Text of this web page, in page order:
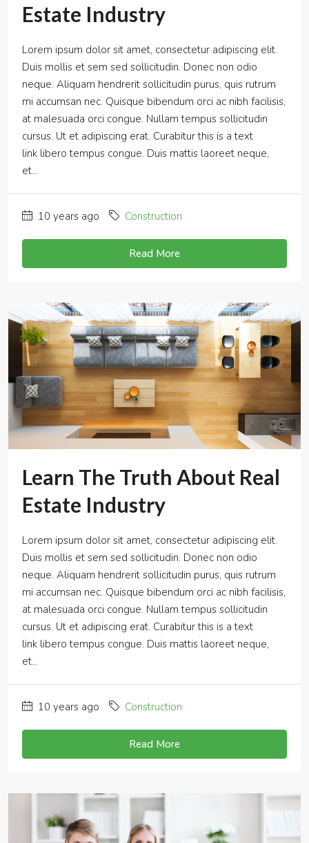
Estate Industry
Lorem ipsum dolor sit amet, consectetur adipiscing elit.
Duis mollis et sem sed sollicitudin. Donec non odio
neque. Aliquam hendrerit sollicitudin purus, quis rutrum
mi accumsan nec. Quisque bibendum orci ac nibh facilisis,
at malesuada orci congue. Nullam tempus sollicitudin
cursus. Ut et adipiscing erat. Curabitur this is a text
link libero tempus congue. Duis mattis laoreet neque,
et...
10 years ago Construction
Read More
Learn The Truth About Real
Estate Industry
Lorem ipsum dolor sit amet, consectetur adipiscing elit.
Duis mollis et sem sed sollicitudin. Donec non odio
neque. Aliquam hendrerit sollicitudin purus, quis rutrum
mi accumsan nec. Quisque bibendum orci ac nibh facilisis,
at malesuada orci congue. Nullam tempus sollicitudin
cursus. Ut et adipiscing erat. Curabitur this is a text
link libero tempus congue. Duis mattis laoreet neque,
et...
10 years ago Construction
Read More